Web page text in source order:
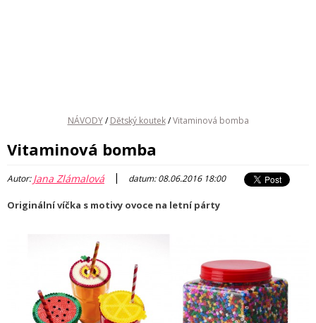
NÁVODY / Dětský koutek / Vitaminová bomba
Vitaminová bomba
Autor:Jana Zlámalová | datum: 08.06.2016 18:00
Originální víčka s motivy ovoce na letní párty